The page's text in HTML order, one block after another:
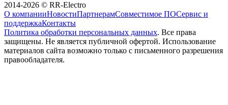
2014-2026 © RR-Electro
О компанииНовостиПартнерамСовместимое ПОСервис и
поддержкаКонтакты
Политика обработки персональных данных. Все права
защищены. Не является публичной офертой. Использование
материалов сайта возможно только с письменного разрешения
правообладателя.